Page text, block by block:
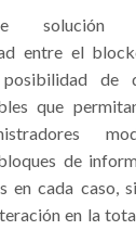
entre el
de
que
de
en cada caso,
en la